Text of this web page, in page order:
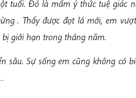
tuổi. Đó là mầm ý thức tuệ giác
. Thấy được đọt lá mới, em
giới hạn trong tháng năm.
sâu. Sự sống em cũng không có